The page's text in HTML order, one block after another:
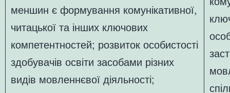
меншин є формування комунікативної,
читацької та інших ключових
компетентностей; розвиток особистості
здобувачів освіти засобами різних
видів мовленнєвої діяльності;